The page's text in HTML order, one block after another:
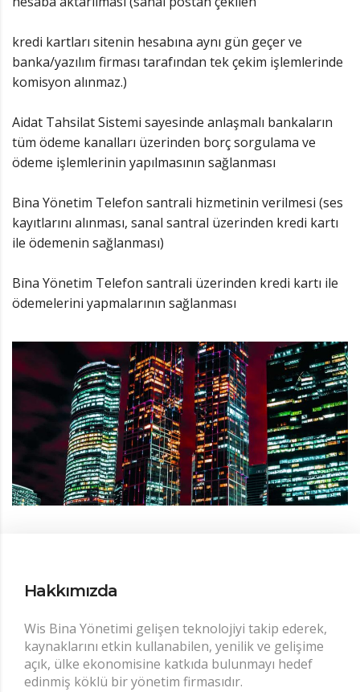
kredi kartları sitenin hesabına aynı gün geçer ve
banka/yazılım firması tarafından tek çekim işlemlerinde
komisyon alınmaz.)
Aidat Tahsilat Sistemi sayesinde anlaşmalı bankaların
tüm ödeme kanalları üzerinden borç sorgulama ve
ödeme işlemlerinin yapılmasının sağlanması
Bina Yönetim Telefon santrali hizmetinin verilmesi (ses
kayıtlarını alınması, sanal santral üzerinden kredi kartı
ile ödemenin sağlanması)
Bina Yönetim Telefon santrali üzerinden kredi kartı ile
ödemelerini yapmalarının sağlanması
Hakkımızda
Wis Bina Yönetimi gelişen teknolojiyi takip ederek,
kaynaklarını etkin kullanabilen, yenilik ve gelişime
açık, ülke ekonomisine katkıda bulunmayı hedef
edinmiş köklü bir yönetim firmasıdır.